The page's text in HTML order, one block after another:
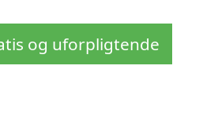
og uforpligtende